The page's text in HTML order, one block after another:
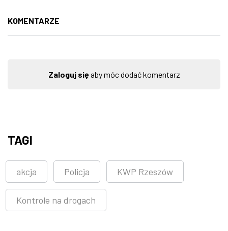
KOMENTARZE
Zaloguj sięaby móc dodać komentarz
TAGI
akcja Policja KWP Rzeszów
Kontrole na drogach